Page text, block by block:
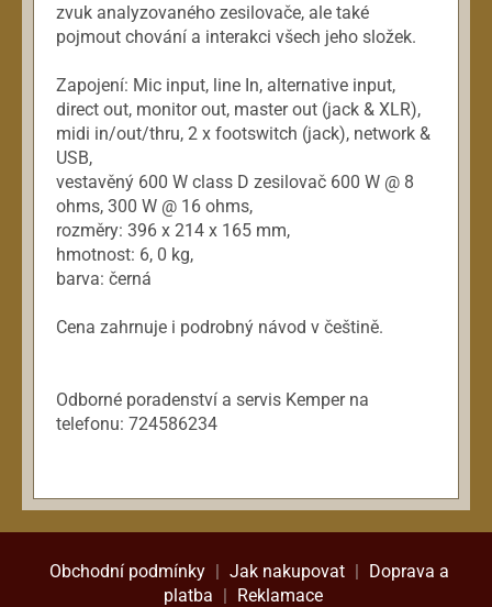
zvuk analyzovaného zesilovače, ale také
pojmout chování a interakci všech jeho složek.
Zapojení: Mic input, line In, alternative input,
direct out, monitor out, master out (jack & XLR),
midi in/out/thru, 2 x footswitch (jack), network &
USB,
vestavěný 600 W class D zesilovač 600 W @ 8
ohms, 300 W @ 16 ohms,
rozměry: 396 x 214 x 165 mm,
hmotnost: 6, 0 kg,
barva: černá
Cena zahrnuje i podrobný návod v češtině.
Odborné poradenství a servis Kemper na
telefonu: 724586234
Obchodní podmínky | Jak nakupovat | Doprava a
platba | Reklamace